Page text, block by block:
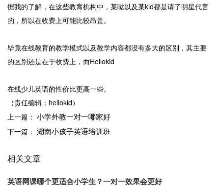
据我的了解，在这些教育机构中，某哒以及某kid都是请了明星代言
的，所以在收费上可能比较昂贵。
毕竟在线教育的教学模式以及教学内容都没有多大的区别，其主要
的区别还是在于收费上，而Hellokid
在线少儿英语的性价比更高一些。
（责任编辑：hellokid）
上一篇： 小学外教一对一哪家好
下一篇： 湖南小孩子英语培训班
相关文章
英语网课哪个更适合小学生？一对一效果会更好